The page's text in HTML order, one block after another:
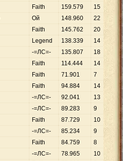
Faith 159.579
15
Ой 148.960
22
Faith 145.762
20
Legend 138.339
14
-=ЛС=- 135.807
18
Faith 114.444
14
Faith 71.901
7
Faith 94.884
14
-=ЛС=- 92.041
13
-=ЛС=- 89.283
9
Faith 87.729
10
-=ЛС=- 85.234
9
Faith 84.759
8
-=ЛС=- 78.965
10